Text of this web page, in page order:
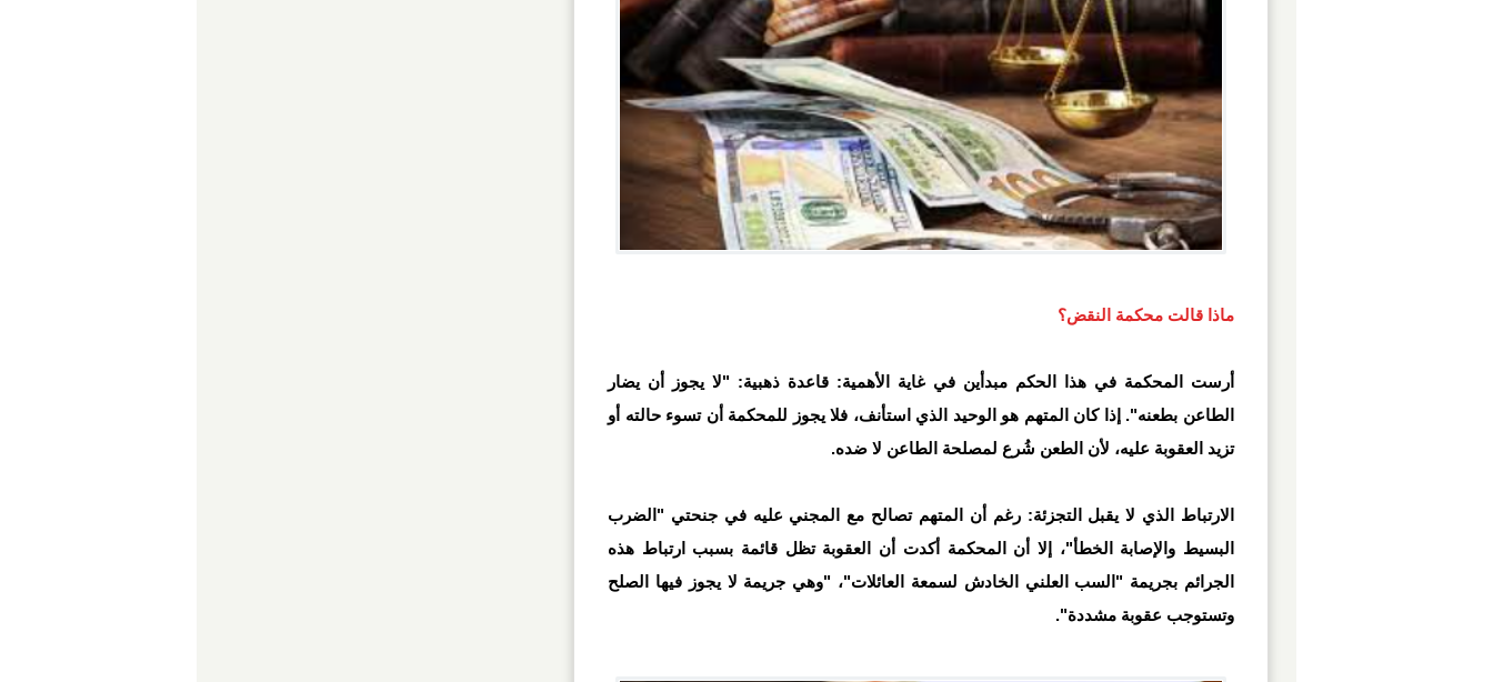
​ماذا قالت محكمة النقض؟
أرست المحكمة في هذا الحكم مبدأين في غاية الأهمية: قاعدة ذهبية: "لا يجوز أن يضار
الطاعن بطعنه". إذا كان المتهم هو الوحيد الذي استأنف، فلا يجوز للمحكمة أن تسوء حالته أو
تزيد العقوبة عليه، لأن الطعن شُرع لمصلحة الطاعن لا ضده.
​الارتباط الذي لا يقبل التجزئة: رغم أن المتهم تصالح مع المجني عليه في جنحتي "الضرب
البسيط والإصابة الخطأ"، إلا أن المحكمة أكدت أن العقوبة تظل قائمة بسبب ارتباط هذه
الجرائم بجريمة "السب العلني الخادش لسمعة العائلات"، "وهي جريمة لا يجوز فيها الصلح
وتستوجب عقوبة مشددة".